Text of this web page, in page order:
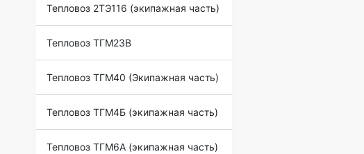
Тепловоз 2ТЭ116 (экипажная часть)
Тепловоз ТГМ23В
Тепловоз ТГМ40 (Экипажная часть)
Тепловоз ТГМ4Б (экипажная часть)
Тепловоз ТГМ6А (экипажная часть)